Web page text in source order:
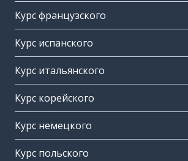
Курс французского
Курс испанского
Курс итальянского
Курс корейского
Курс немецкого
Курс польского